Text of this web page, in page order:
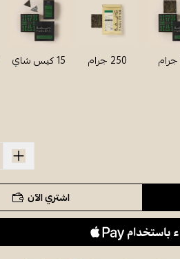
250 جرام 15 كيس شاي
اشتري الآن